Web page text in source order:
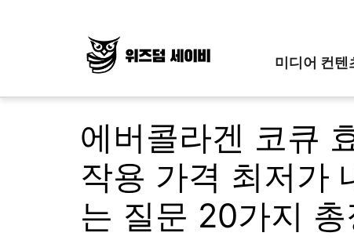
미디어 컨텐
에버콜라겐 코큐
작용 가격 최저가
는 질문 20가지 총